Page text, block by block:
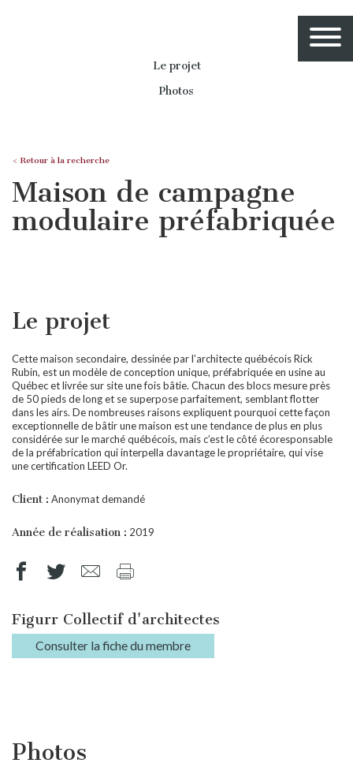
Le projet
Photos
< Retour à la recherche
Maison de campagne
modulaire préfabriquée
Le projet
Cette maison secondaire, dessinée par l’architecte québécois Rick
Rubin, est un modèle de conception unique, préfabriquée en usine au
Québec et livrée sur site une fois bâtie. Chacun des blocs mesure près
de 50 pieds de long et se superpose parfaitement, semblant flotter
dans les airs. De nombreuses raisons expliquent pourquoi cette façon
exceptionnelle de bâtir une maison est une tendance de plus en plus
considérée sur le marché québécois, mais c’est le côté écoresponsable
de la préfabrication qui interpella davantage le propriétaire, qui vise
une certification LEED Or.
Client : Anonymat demandé
Année de réalisation : 2019
Figurr Collectif d'architectes
Consulter la fiche du membre
Photos